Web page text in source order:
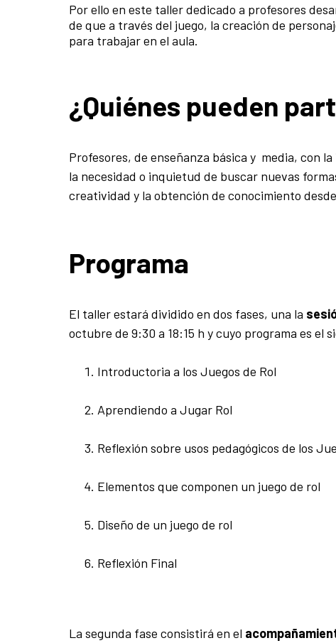
Por ello en este taller dedicado a profesores
de que a través del juego, la creación de
para trabajar en el aula.
¿Quiénes pueden
Profesores, de enseñanza básica y media, con
la necesidad o inquietud de buscar nuevas
creatividad y la obtención de conocimiento
Programa
El taller estará dividido en dos fases, una la
octubre de 9:30 a 18:15 h y cuyo programa es el
Introductoria a los Juegos de Rol
Aprendiendo a Jugar Rol
Reflexión sobre usos pedagógicos de los
Elementos que componen un juego de rol
Diseño de un juego de rol
Reflexión Final
La segunda fase consistirá en el